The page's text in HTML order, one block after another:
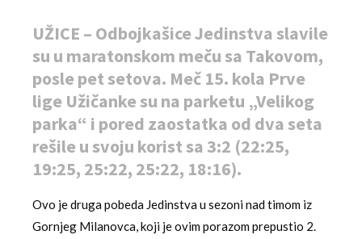
UŽICE – Odbojkašice Jedinstva slavile
su u maratonskom meču sa Takovom,
posle pet setova. Meč 15. kola Prve
lige Užičanke su na parketu „Velikog
parka“ i pored zaostatka od dva seta
rešile u svoju korist sa 3:2 (22:25,
19:25, 25:22, 25:22, 18:16).
Ovo je druga pobeda Jedinstva u sezoni nad timom iz
Gornjeg Milanovca, koji je ovim porazom prepustio 2.